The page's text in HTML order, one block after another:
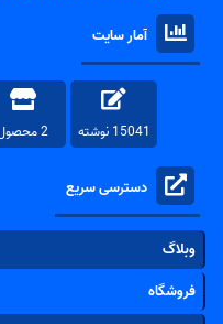
آمار سایت
15041 نوشته 2 محصول
دسترسی سریع
وبلاگ
فروشگاه